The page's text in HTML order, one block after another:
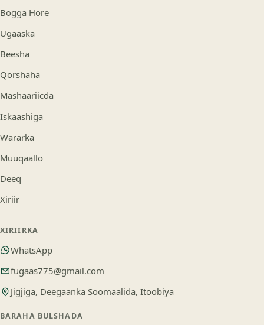
Bogga Hore
Ugaaska
Beesha
Qorshaha
Mashaariicda
Iskaashiga
Wararka
Muuqaallo
Deeq
Xiriir
XIRIIRKA
WhatsApp
fugaas775@gmail.com
Jigjiga, Deegaanka Soomaalida, Itoobiya
BARAHA BULSHADA